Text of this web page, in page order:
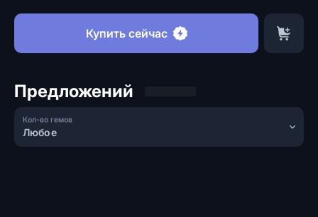
Купить сейчас
Предложений
Любое
Кол-во гемов